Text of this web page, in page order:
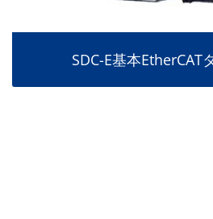
SDC-E基本EtherCAT